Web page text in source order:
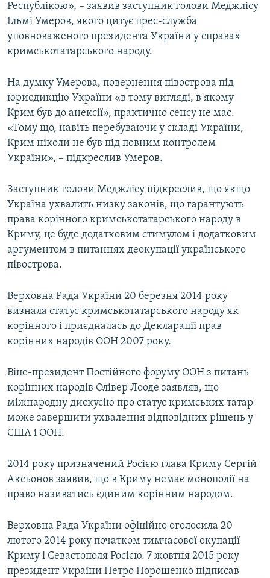
Республікою», – заявив заступник голови Меджлісу
Ільмі Умеров, якого цитує прес-служба
уповноваженого президента України у справах
кримськотатарського народу.
На думку Умерова, повернення півострова під
юрисдикцію України «в тому вигляді, в якому
Крим був до анексії», практично сенсу не має.
«Тому що, навіть перебуваючи у складі України,
Крим ніколи не був під повним контролем
України», – підкреслив Умеров.
Заступник голови Меджлісу підкреслив, що якщо
Україна ухвалить низку законів, що гарантують
права корінного кримськотатарського народу в
Криму, це буде додатковим стимулом і додатковим
аргументом в питаннях деокупації українського
півострова.
Верховна Рада України 20 березня 2014 року
визнала статус кримськотатарського народу як
корінного і приєдналась до Декларації прав
корінних народів ООН 2007 року.
Віце-президент Постійного форуму ООН з питань
корінних народів Олівер Лооде заявляв, що
міжнародну дискусію про статус кримських татар
може завершити ухвалення відповідних рішень у
США і ООН.
2014 року призначений Росією глава Криму Сергій
Аксьонов заявив, що в Криму немає монополії на
право називатись єдиним корінним народом.
Верховна Рада України офіційно оголосила 20
лютого 2014 року початком тимчасової окупації
Криму і Севастополя Росією. 7 жовтня 2015 року
президент України Петро Порошенко підписав